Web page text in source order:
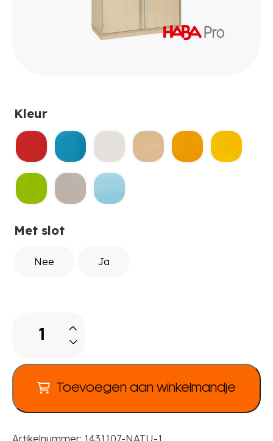
Kleur
Met slot
Nee Ja
Schappenkast
4
deuren
aantal
Toevoegen aan winkelmandje
Artikelnummer: 1431107-NATU-1